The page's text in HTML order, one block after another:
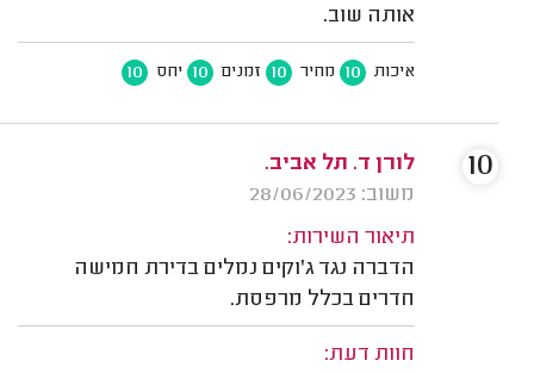
אותה שוב.
איכות 10 מחיר 10 זמנים 10 יחס 10
לורן ד. תל אביב.
משוב: 28/06/2023
תיאור השירות:
הדברה נגד ג'וקים נמלים בדירת חמישה
חדרים בכלל מרפסת.
חוות דעת:
10